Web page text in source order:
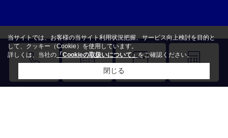
当サイトでは、お客様の当サイト利用状況把握、サービス向上検討を目的と
して、クッキー（Cookie）を使用しています。
詳しくは、当社の 「Cookieの取扱いについて」 をご確認ください。
閉じる